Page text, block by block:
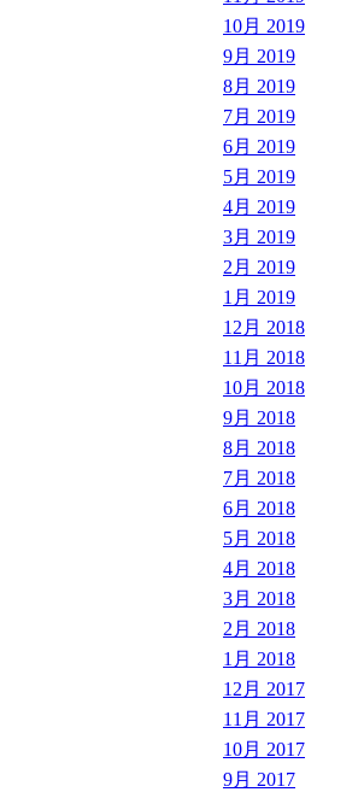
10月 2019
9月 2019
8月 2019
7月 2019
6月 2019
5月 2019
4月 2019
3月 2019
2月 2019
1月 2019
12月 2018
11月 2018
10月 2018
9月 2018
8月 2018
7月 2018
6月 2018
5月 2018
4月 2018
3月 2018
2月 2018
1月 2018
12月 2017
11月 2017
10月 2017
9月 2017